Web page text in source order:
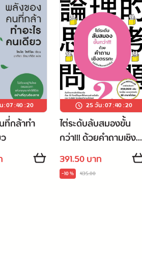
สุด
:07:40:19
กล้าทำ
25 วัน:07:40:19
ไต่ระดับลับสมองขั้น
กว่า!!! ด้วยคำถามเชิง
ตรรกะ (เล่มใหม่ท้าทาย
กว่าเดิม)
391.50 บาท
-10 % 435.00